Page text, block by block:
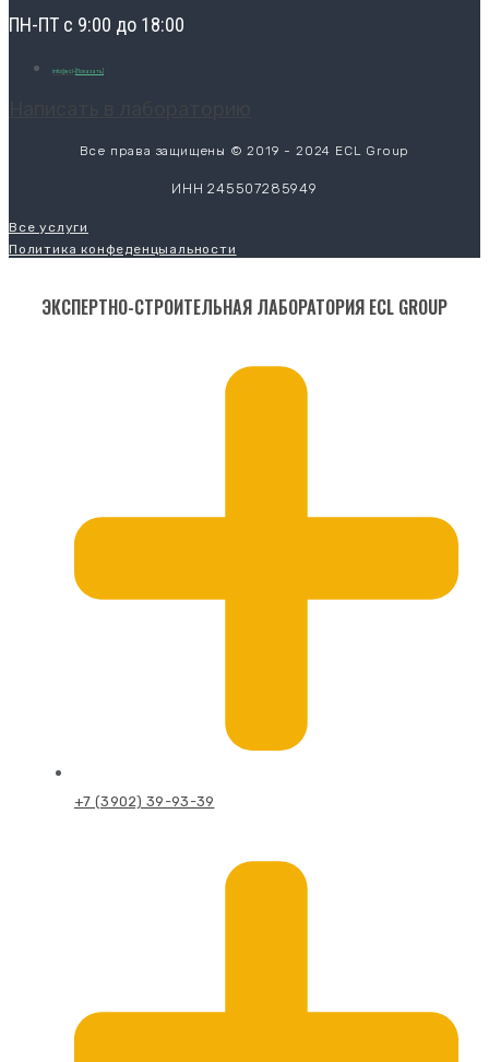
ПН-ПТ с 9:00 до 18:00
info@ecl- [Показать]
Все права защищены © 2019 - 2024 ECL Group
ИНН 245507285949
Все услуги
Политика конфеденцыальности
ЭКСПЕРТНО-СТРОИТЕЛЬНАЯ ЛАБОРАТОРИЯ ECL GROUP
+7 (3902) 39-93-39